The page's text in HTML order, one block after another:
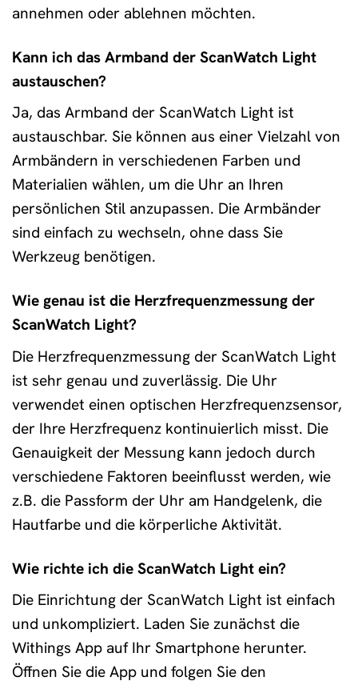
annehmen oder ablehnen möchten.
Kann ich das Armband der ScanWatch Light
austauschen?
Ja, das Armband der ScanWatch Light ist
austauschbar. Sie können aus einer Vielzahl von
Armbändern in verschiedenen Farben und
Materialien wählen, um die Uhr an Ihren
persönlichen Stil anzupassen. Die Armbänder
sind einfach zu wechseln, ohne dass Sie
Werkzeug benötigen.
Wie genau ist die Herzfrequenzmessung der
ScanWatch Light?
Die Herzfrequenzmessung der ScanWatch Light
ist sehr genau und zuverlässig. Die Uhr
verwendet einen optischen Herzfrequenzsensor,
der Ihre Herzfrequenz kontinuierlich misst. Die
Genauigkeit der Messung kann jedoch durch
verschiedene Faktoren beeinflusst werden, wie
z.B. die Passform der Uhr am Handgelenk, die
Hautfarbe und die körperliche Aktivität.
Wie richte ich die ScanWatch Light ein?
Die Einrichtung der ScanWatch Light ist einfach
und unkompliziert. Laden Sie zunächst die
Withings App auf Ihr Smartphone herunter.
Öffnen Sie die App und folgen Sie den